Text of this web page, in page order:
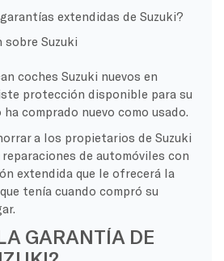
extendidas de Suzuki?
Suzuki
coches Suzuki nuevos en
protección disponible para su
comprado nuevo como usado.
a los propietarios de Suzuki
de automóviles con
extendida que le ofrecerá la
tenía cuando compró su
GARANTÍA DE